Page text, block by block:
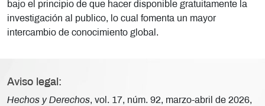
bajo el principio de que hacer disponible gratuitamente la
investigación al publico, lo cual fomenta un mayor
intercambio de conocimiento global.
Aviso legal:
Hechos y Derechos, vol. 17, núm. 92, marzo-abril de 2026,